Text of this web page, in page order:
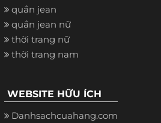
quần jean
quần jean nữ
thời trang nữ
thời trang nam
WEBSITE HỮU ÍCH
Danhsachcuahang.com